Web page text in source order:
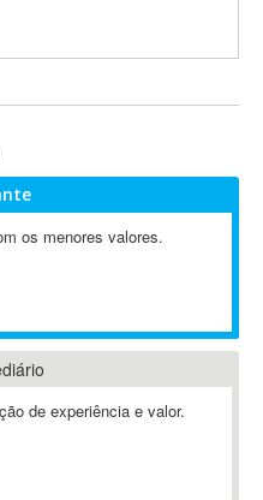
os menores valores.
de experiência e valor.